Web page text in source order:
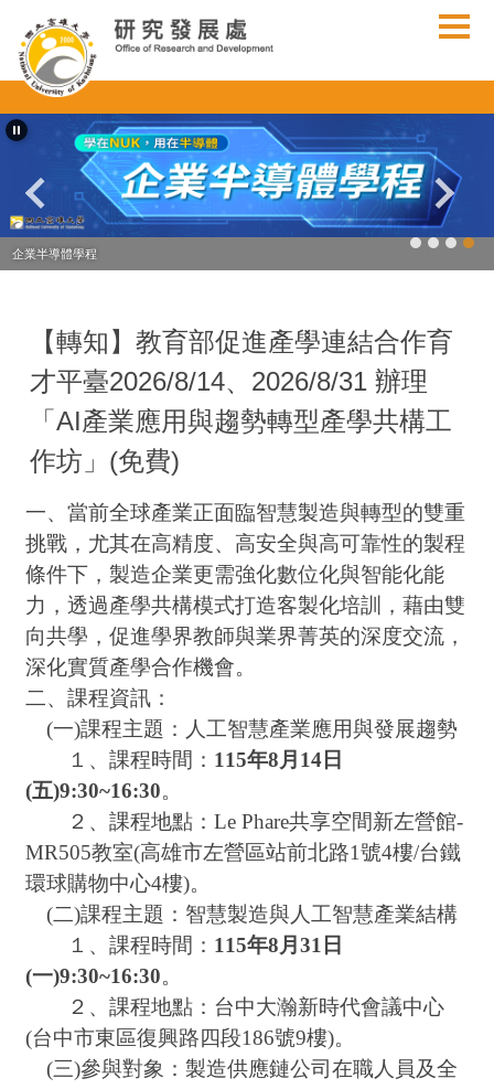
到
主
要
內
容
企業半導體學程
【轉知】教育部促進產學連結合作育
才平臺2026/8/14、2026/8/31 辦理
「AI產業應用與趨勢轉型產學共構工
作坊」(免費)
一、當前全球產業正面臨智慧製造與轉型的雙重
挑戰，尤其在高精度、高安全與高可靠性的製程
條件下，製造企業更需強化數位化與智能化能
力，透過產學共構模式打造客製化培訓，藉由雙
向共學，促進學界教師與業界菁英的深度交流，
深化實質產學合作機會。
二、課程資訊：
(一)課程主題：人工智慧產業應用與發展趨勢
１、課程時間： 115年8月14日
(五)9:30~16:30。
２、課程地點：Le Phare共享空間新左營館-
MR505教室(高雄市左營區站前北路1號4樓/台鐵
環球購物中心4樓)。
(二)課程主題：智慧製造與人工智慧產業結構
１、課程時間： 115年8月31日
(一)9:30~16:30。
２、課程地點：台中大瀚新時代會議中心
(台中市東區復興路四段186號9樓)。
(三)參與對象：製造供應鏈公司在職人員及全